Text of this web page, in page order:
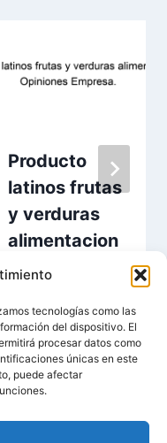
tecnologías como las
del dispositivo. El
procesar datos como
únicas en este
puede afectar
Producto
latinos frutas
y verduras
alimentacion
en Torrente